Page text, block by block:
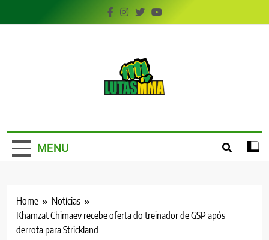
to
MENU
Home
Notícias
Khamzat Chimaev recebe oferta do treinador de GSP após
derrota para Strickland